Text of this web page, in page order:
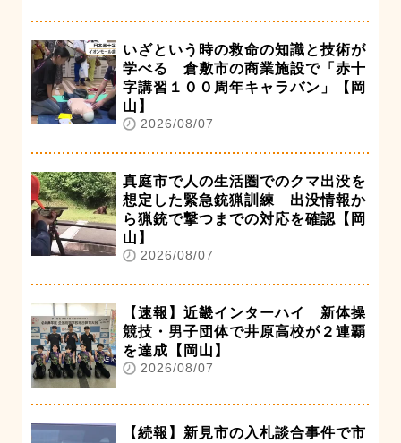
いざという時の救命の知識と技術が
学べる 倉敷市の商業施設で「赤十
字講習１００周年キャラバン」【岡
山】
2026/08/07
真庭市で人の生活圏でのクマ出没を
想定した緊急銃猟訓練 出没情報か
ら猟銃で撃つまでの対応を確認【岡
山】
2026/08/07
【速報】近畿インターハイ 新体操
競技・男子団体で井原高校が２連覇
を達成【岡山】
2026/08/07
【続報】新見市の入札談合事件で市